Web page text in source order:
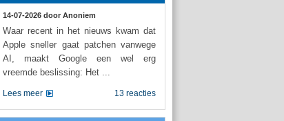
14-07-2026 door Anoniem
Waar recent in het nieuws kwam dat
Apple sneller gaat patchen vanwege
AI, maakt Google een wel erg
vreemde beslissing: Het ...
13 reacties
Lees meer